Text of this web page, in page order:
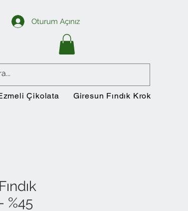
Oturum Açınız
Çikolata Giresun Fındık Krokan
%45